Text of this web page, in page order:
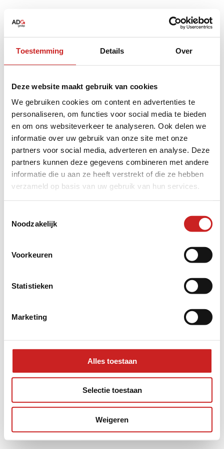
Toestemming Details Over
Deze website maakt gebruik van cookies
We gebruiken cookies om content en advertenties te
personaliseren, om functies voor social media te bieden
en om ons websiteverkeer te analyseren. Ook delen we
informatie over uw gebruik van onze site met onze
partners voor social media, adverteren en analyse. Deze
partners kunnen deze gegevens combineren met andere
informatie die u aan ze heeft verstrekt of die ze hebben
verzameld op basis van uw gebruik van hun services.
Noodzakelijk
Voorkeuren
Statistieken
Marketing
Alles toestaan
Selectie toestaan
Weigeren
loadingwww.adggroep.nl
for more